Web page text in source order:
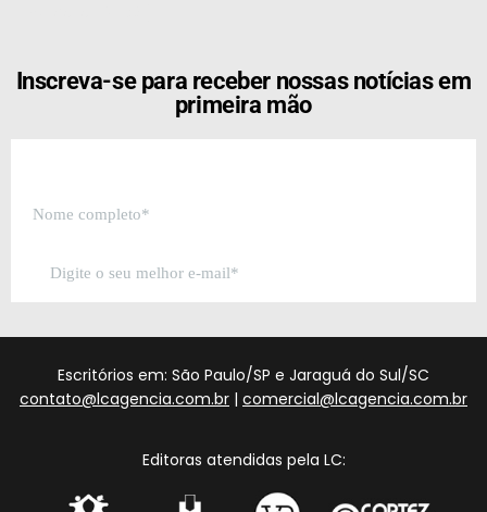
Inscreva-se para receber nossas notícias em
primeira mão
Escritórios em: São Paulo/SP e Jaraguá do Sul/SC
contato@lcagencia.com.br | comercial@lcagencia.com.br
Editoras atendidas pela LC: